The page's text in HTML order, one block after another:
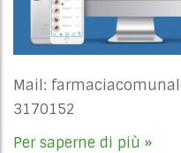
Mail:
3170152
Per saperne di più »